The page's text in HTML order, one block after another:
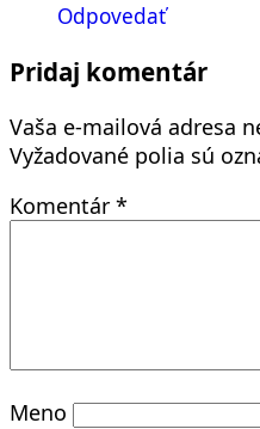
Odpovedať
Pridaj komentár
Vaša e-mailová adresa
Vyžadované polia sú
Komentár *
Meno